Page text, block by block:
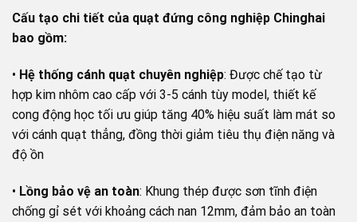
Cấu tạo chi tiết của quạt đứng công nghiệp Chinghai
bao gồm:
• Hệ thống cánh quạt chuyên nghiệp: Được chế tạo từ
hợp kim nhôm cao cấp với 3-5 cánh tùy model, thiết kế
cong động học tối ưu giúp tăng 40% hiệu suất làm mát so
với cánh quạt thẳng, đồng thời giảm tiêu thụ điện năng và
độ ồn
• Lồng bảo vệ an toàn: Khung thép được sơn tĩnh điện
chống gỉ sét với khoảng cách nan 12mm, đảm bảo an toàn